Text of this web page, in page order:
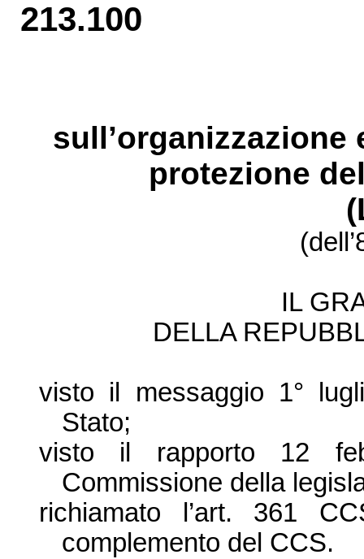
213.100
protezione
IL
DELLA
visto il messaggio 1°
Stato;
visto il rapporto 12
Commissione della
richiamato l’art. 361
complemento del CCS.